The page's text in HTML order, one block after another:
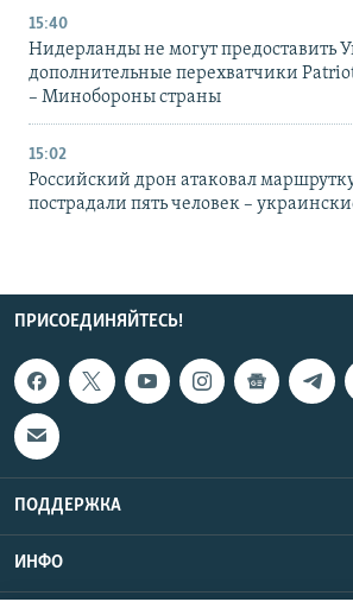
15:40
Нидерланды не могут предоставить
дополнительные перехватчики
– Минобороны страны
15:02
Российский дрон атаковал
пострадали пять человек –
ПРИСОЕДИНЯЙТЕСЬ!
ПОДДЕРЖКА
ИНФО